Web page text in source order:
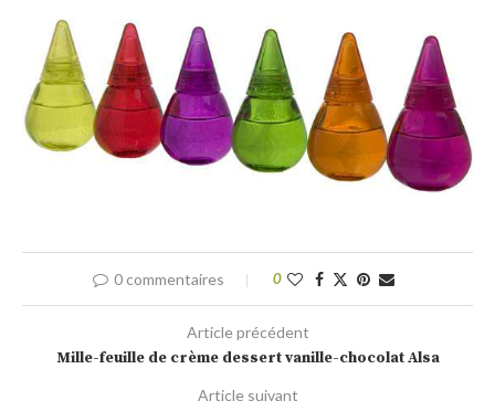
0 commentaires 0
Article précédent
Mille-feuille de crème dessert vanille-chocolat Alsa
Article suivant